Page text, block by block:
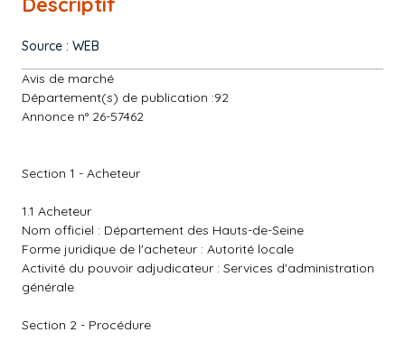
Source : WEB
Avis de marché
Département(s) de publication :92
Annonce n° 26-57462
Section 1 - Acheteur
1.1 Acheteur
Nom officiel : Département des Hauts-de-Seine
Forme juridique de l'acheteur : Autorité locale
Activité du pouvoir adjudicateur : Services d'administration
générale
Section 2 - Procédure